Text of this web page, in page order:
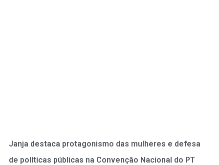
Janja destaca protagonismo das mulheres e defesa
de políticas públicas na Convenção Nacional do PT